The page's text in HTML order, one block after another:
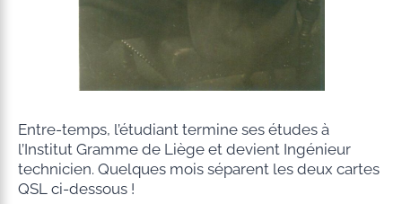
Entre-temps, l’étudiant termine ses études à
l’Institut Gramme de Liège et devient Ingénieur
technicien. Quelques mois séparent les deux cartes
QSL ci-dessous !